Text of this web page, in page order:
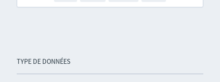
TYPE DE DONNÉES